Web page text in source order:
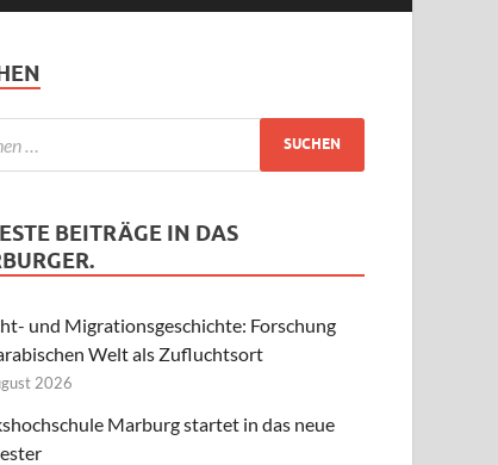
BEITRÄGE IN DAS
und Migrationsgeschichte: Forschung
Welt als Zufluchtsort
2026
Marburg startet in das neue